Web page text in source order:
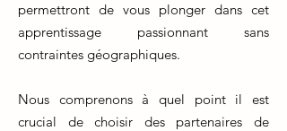
permettront de vous plonger dans cet
apprentissage passionnant sans
contraintes géographiques.
Nous comprenons à quel point il est
crucial de choisir des partenaires de